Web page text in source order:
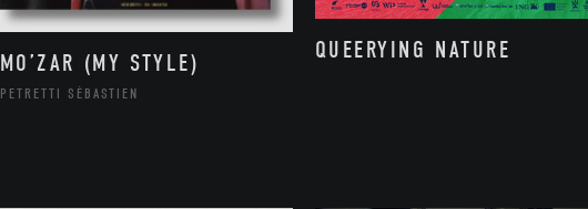
MO’ZAR (MY STYLE)
PETRETTI SÉBASTIEN
QUEERYING NATURE